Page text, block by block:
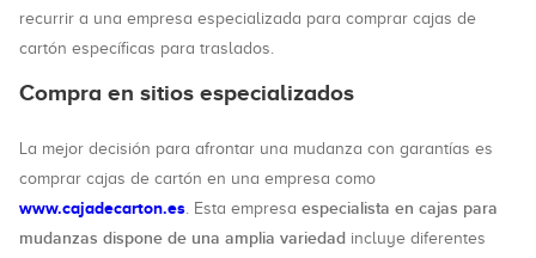
recurrir a una empresa especializada para comprar cajas de
cartón específicas para traslados.
Compra en sitios especializados
La mejor decisión para afrontar una mudanza con garantías es
comprar cajas de cartón en una empresa como
www.cajadecarton.es. Esta empresa especialista en cajas para
mudanzas dispone de una amplia variedad incluye diferentes